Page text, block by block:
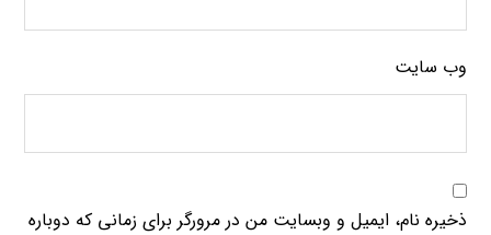
وب‌ سایت
ذخیره نام، ایمیل و وبسایت من در مرورگر برای زمانی که دوباره